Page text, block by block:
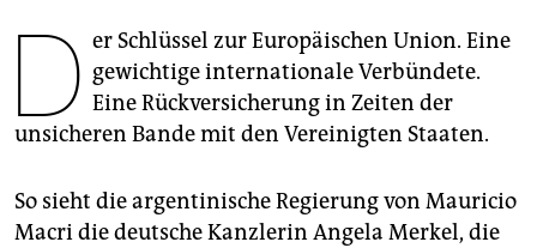
unterstützen
genossenschaft
D er Schlüssel zur Europäischen Union. Eine
gewichtige internationale Verbündete.
Eine Rückversicherung in Zeiten der
unsicheren Bande mit den Vereinigten Staaten.
So sieht die argentinische Regierung von Mauricio
Macri die deutsche Kanzlerin Angela Merkel, die